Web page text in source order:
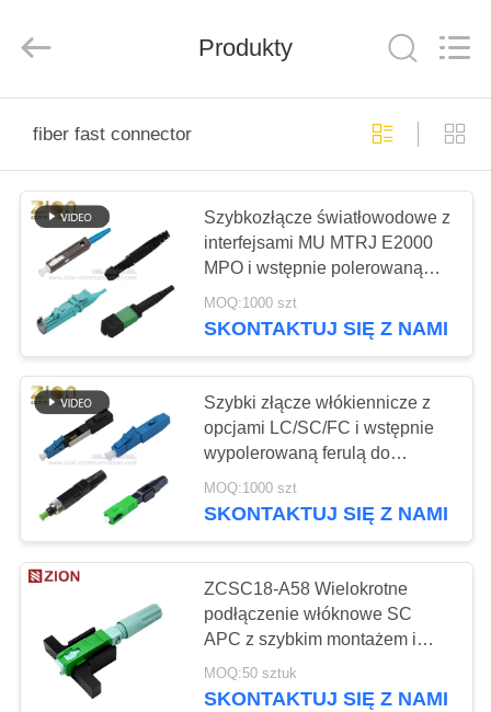
PRODUKTY
NAS
WYCIECZKA
PO
FABRYCE
KONTROLA
JAKOŚCI
SKONTAKTUJ
SIĘ
LTD.
Produkty
fiber fast connector
Szybkozłącze światłowodowe z
interfejsami MU MTRJ E2000
MPO i wstępnie polerowaną
tuleją do montażu w terenie
MOQ:1000 szt
SKONTAKTUJ SIĘ Z NAMI
Szybki złącze włókiennicze z
opcjami LC/SC/FC i wstępnie
wypolerowaną ferulą do
montażu pola FAST
MOQ:1000 szt
SKONTAKTUJ SIĘ Z NAMI
ZCSC18-A58 Wielokrotne
podłączenie włóknowe SC
APC z szybkim montażem i
wysokim wskaźnikiem sukcesu
instalacji dla FTTH
MOQ:50 sztuk
SKONTAKTUJ SIĘ Z NAMI